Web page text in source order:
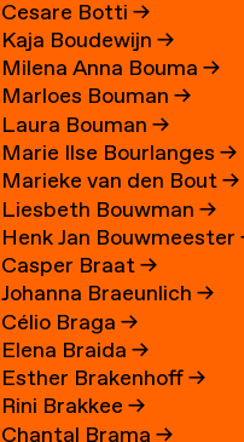
Cesare Botti→
Kaja Boudewijn→
Milena Anna Bouma→
Marloes Bouman→
Laura Bouman→
Marie Ilse Bourlanges→
Marieke van den Bout→
Liesbeth Bouwman→
Henk Jan Bouwmeester
Casper Braat→
Johanna Braeunlich→
Célio Braga→
Elena Braida→
Esther Brakenhoff→
Rini Brakkee→
Chantal Brama→